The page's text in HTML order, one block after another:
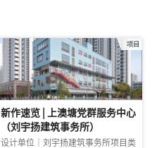
项目
新作速览 | 上澳塘党群服务中心
（刘宇扬建筑事务所）
设计单位｜刘宇扬建筑事务所项目类